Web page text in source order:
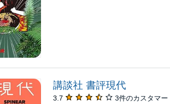
講談社 書評現代
3.7
3件のカスタマー